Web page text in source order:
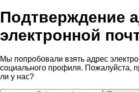
Подтверждение
электронной
Мы попробовали взять адрес
социального профиля. Пожалуйста,
ли у нас?